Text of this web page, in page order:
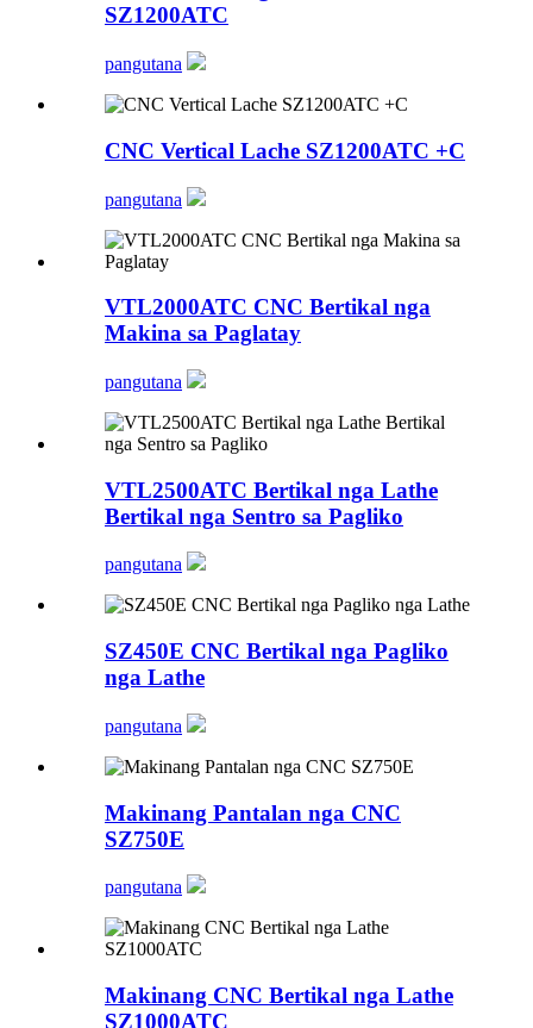
SZ1200ATC
pangutana
CNC Vertical Lache SZ1200ATC +C
pangutana
VTL2000ATC CNC Bertikal nga
Makina sa Paglatay
pangutana
VTL2500ATC Bertikal nga Lathe
Bertikal nga Sentro sa Pagliko
pangutana
SZ450E CNC Bertikal nga Pagliko
nga Lathe
pangutana
Makinang Pantalan nga CNC
SZ750E
pangutana
Makinang CNC Bertikal nga Lathe
SZ1000ATC